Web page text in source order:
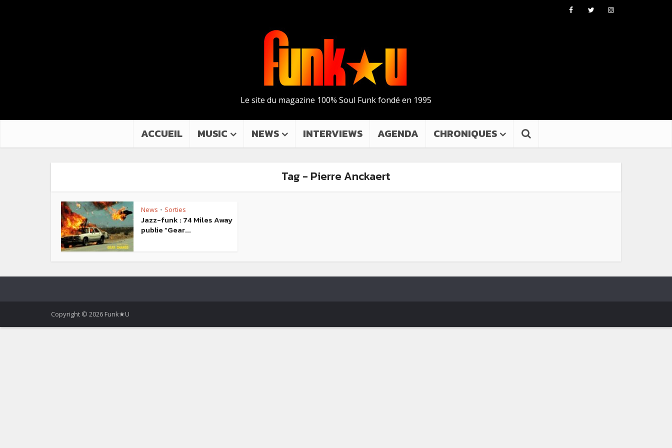
Le site du magazine 100% Soul Funk fondé en 1995
ACCUEIL MUSIC NEWS INTERVIEWS AGENDA CHRONIQUES
Tag - Pierre Anckaert
News • Sorties
Jazz-funk : 74 Miles Away
publie “Gear...
Copyright © 2026 Funk★U